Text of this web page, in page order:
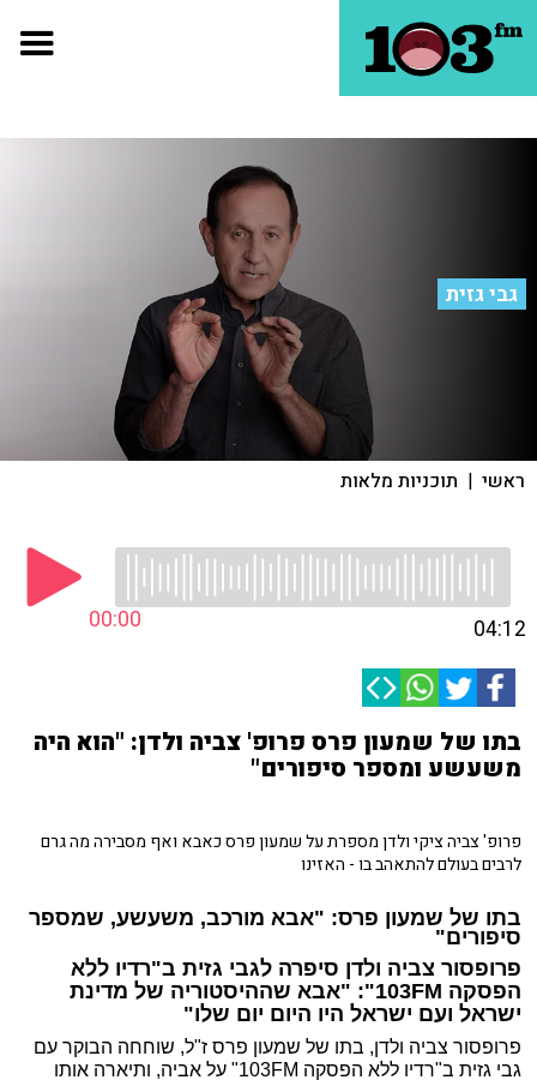
גבי גזית
ראשי | תוכניות מלאות
00:00 04:12
בתו של שמעון פרס פרופ' צביה ולדן: "הוא היה
משעשע ומספר סיפורים"
פרופ' צביה ציקי ולדן מספרת על שמעון פרס כאבא ואף מסבירה מה גרם
לרבים בעולם להתאהב בו - האזינו
בתו של שמעון פרס: "אבא מורכב, משעשע, שמספר
סיפורים"
פרופסור צביה ולדן סיפרה לגבי גזית ב"רדיו ללא
הפסקה 103FM": "אבא שההיסטוריה של מדינת
ישראל ועם ישראל היו היום יום שלו"
פרופסור צביה ולדן, בתו של שמעון פרס ז"ל, שוחחה הבוקר עם
גבי גזית ב"רדיו ללא הפסקה 103FM" על אביה, ותיארה אותו